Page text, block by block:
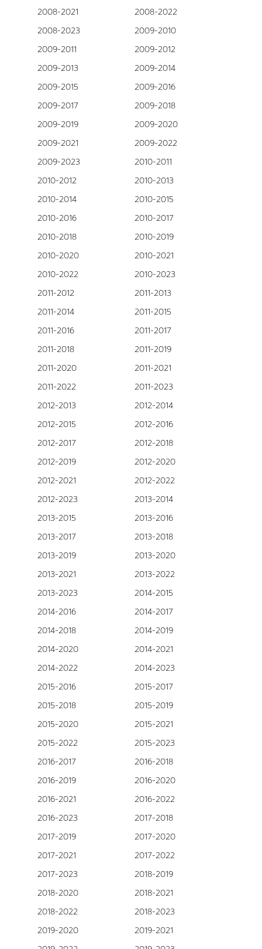
2008-2021
2008-2022
2008-2023
2009-2010
2009-2011
2009-2012
2009-2013
2009-2014
2009-2015
2009-2016
2009-2017
2009-2018
2009-2019
2009-2020
2009-2021
2009-2022
2009-2023
2010-2011
2010-2012
2010-2013
2010-2014
2010-2015
2010-2016
2010-2017
2010-2018
2010-2019
2010-2020
2010-2021
2010-2022
2010-2023
2011-2012
2011-2013
2011-2014
2011-2015
2011-2016
2011-2017
2011-2018
2011-2019
2011-2020
2011-2021
2011-2022
2011-2023
2012-2013
2012-2014
2012-2015
2012-2016
2012-2017
2012-2018
2012-2019
2012-2020
2012-2021
2012-2022
2012-2023
2013-2014
2013-2015
2013-2016
2013-2017
2013-2018
2013-2019
2013-2020
2013-2021
2013-2022
2013-2023
2014-2015
2014-2016
2014-2017
2014-2018
2014-2019
2014-2020
2014-2021
2014-2022
2014-2023
2015-2016
2015-2017
2015-2018
2015-2019
2015-2020
2015-2021
2015-2022
2015-2023
2016-2017
2016-2018
2016-2019
2016-2020
2016-2021
2016-2022
2016-2023
2017-2018
2017-2019
2017-2020
2017-2021
2017-2022
2017-2023
2018-2019
2018-2020
2018-2021
2018-2022
2018-2023
2019-2020
2019-2021